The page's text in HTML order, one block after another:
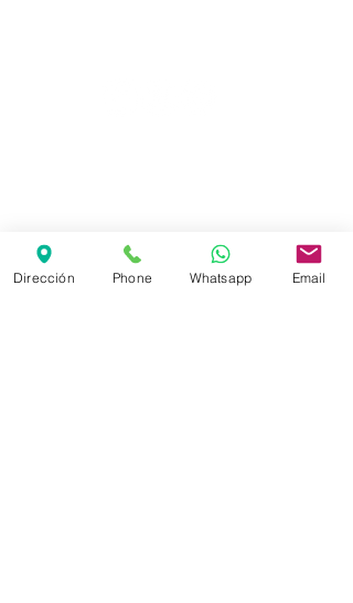
PEDIR CITA
Dirección Phone Whatsapp Email